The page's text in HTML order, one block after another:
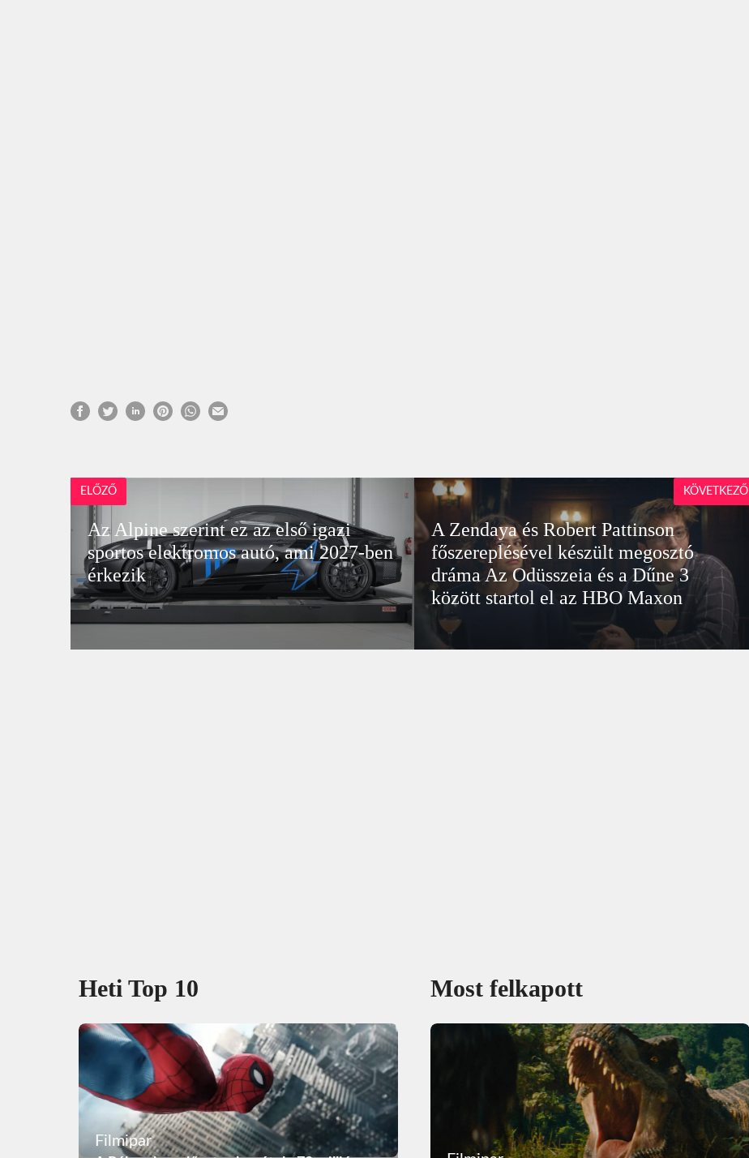
ELŐZŐ
Az Alpine szerint ez az első igazi
sportos elektromos autó, ami 2027-ben
érkezik
A Zendaya és Robert Pattinson
főszereplésével készült megosztó
dráma Az Odüsszeia és a Dűne 3
között startol el az HBO Maxon
KÖVETKEZŐ
Heti Top 10
Filmipar
Most felkapott